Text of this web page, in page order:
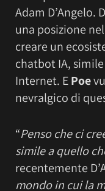
Adam D’Angelo.
una posizione
creare un
chatbot IA,
Internet. EPoe
nevralgico di
“Penso che ci
simile a quello
recentemente
mondo in cui la